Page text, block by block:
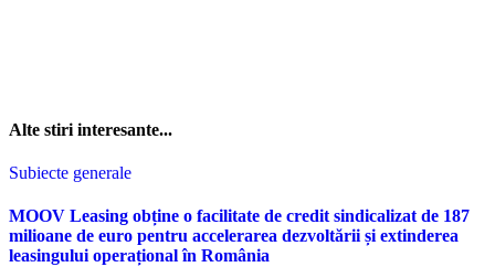
Alte stiri interesante...
Subiecte generale
MOOV Leasing obține o facilitate de credit sindicalizat de 187
milioane de euro pentru accelerarea dezvoltării și extinderea
leasingului operațional în România